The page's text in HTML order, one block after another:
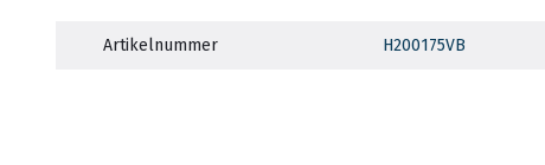
Artikelnummer H200175VB